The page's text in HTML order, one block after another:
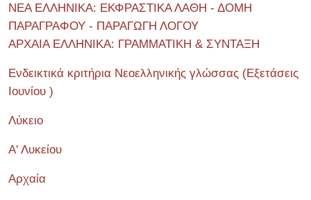
ΝΕΑ ΕΛΛΗΝΙΚΑ: ΕΚΦΡΑΣΤΙΚΑ ΛΑΘΗ - ΔΟΜΗ
ΠΑΡΑΓΡΑΦΟΥ - ΠΑΡΑΓΩΓΗ ΛΟΓΟΥ
ΑΡΧΑΙΑ ΕΛΛΗΝΙΚΑ: ΓΡΑΜΜΑΤΙΚΗ & ΣΥΝΤΑΞΗ
Ενδεικτικά κριτήρια Νεοελληνικής γλώσσας (Εξετάσεις
Ιουνίου )
Λύκειο
Α' Λυκείου
Αρχαία